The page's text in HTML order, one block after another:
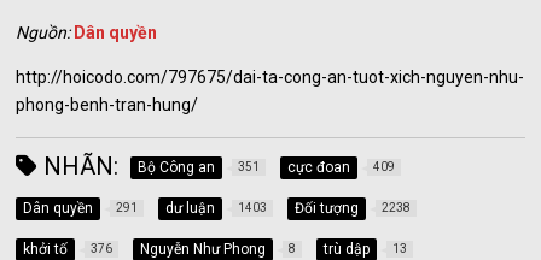
Nguồn: Dân quyền
http://hoicodo.com/797675/dai-ta-cong-an-tuot-xich-nguyen-nhu-
phong-benh-tran-hung/
NHÃN: Bộ Công an 351 cực đoan 409
Dân quyền 291 dư luận 1403 Đối tượng 2238
khởi tố 376 Nguyễn Như Phong 8 trù dập 13